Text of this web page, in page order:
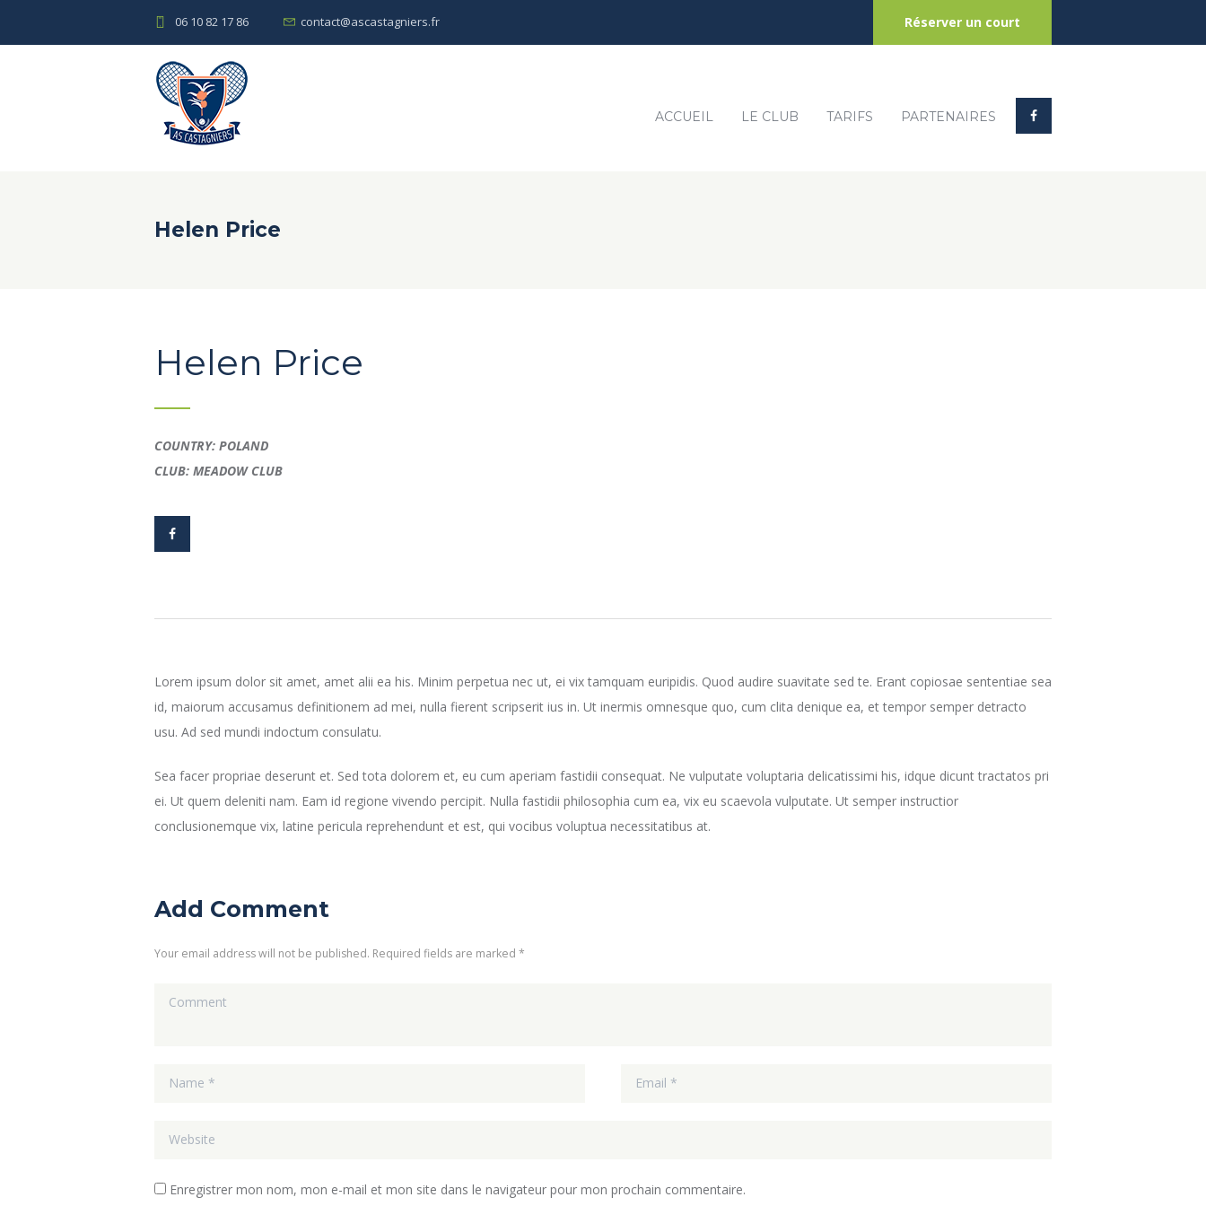
06 10 82 17 86 contact@ascastagniers.fr Réserver un court
ACCUEIL LE CLUB TARIFS PARTENAIRES
Helen Price
Helen Price
COUNTRY: POLAND
CLUB: MEADOW CLUB
Lorem ipsum dolor sit amet, amet alii ea his. Minim perpetua nec ut, ei vix tamquam euripidis. Quod audire suavitate sed te. Erant copiosae sententiae sea
id, maiorum accusamus definitionem ad mei, nulla fierent scripserit ius in. Ut inermis omnesque quo, cum clita denique ea, et tempor semper detracto
usu. Ad sed mundi indoctum consulatu.
Sea facer propriae deserunt et. Sed tota dolorem et, eu cum aperiam fastidii consequat. Ne vulputate voluptaria delicatissimi his, idque dicunt tractatos pri
ei. Ut quem deleniti nam. Eam id regione vivendo percipit. Nulla fastidii philosophia cum ea, vix eu scaevola vulputate. Ut semper instructior
conclusionemque vix, latine pericula reprehendunt et est, qui vocibus voluptua necessitatibus at.
Add Comment
Your email address will not be published. Required fields are marked *
Enregistrer mon nom, mon e-mail et mon site dans le navigateur pour mon prochain commentaire.